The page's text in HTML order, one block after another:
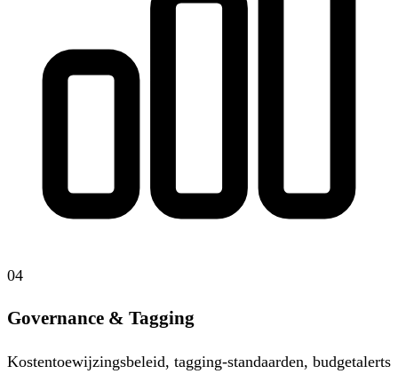
04
Governance & Tagging
Kostentoewijzingsbeleid, tagging-standaarden, budgetalerts